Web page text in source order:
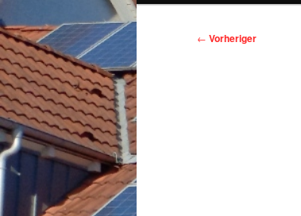
Beitragsnavigation
← Vorheriger